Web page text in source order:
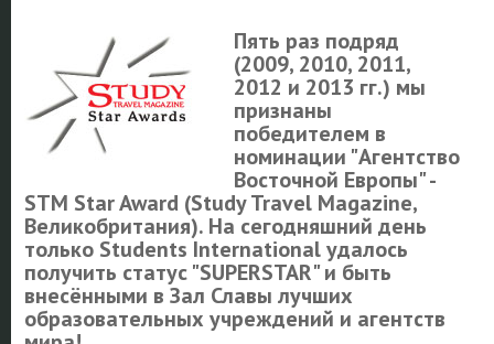
Пять раз подряд
(2009, 2010, 2011,
2012 и 2013 гг.) мы
признаны
победителем в
номинации "Агентство
Восточной Европы" -
STM Star Award (Study Travel Magazine,
Великобритания). На сегодняшний день
только Students International удалось
получить статус "SUPERSTAR" и быть
внесёнными в Зал Славы лучших
образовательных учреждений и агентств